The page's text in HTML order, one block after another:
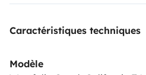
Caractéristiques techniques
Modèle